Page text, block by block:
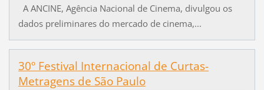
A ANCINE, Agência Nacional de Cinema, divulgou os
dados preliminares do mercado de cinema,...
30º Festival Internacional de Curtas-
Metragens de São Paulo